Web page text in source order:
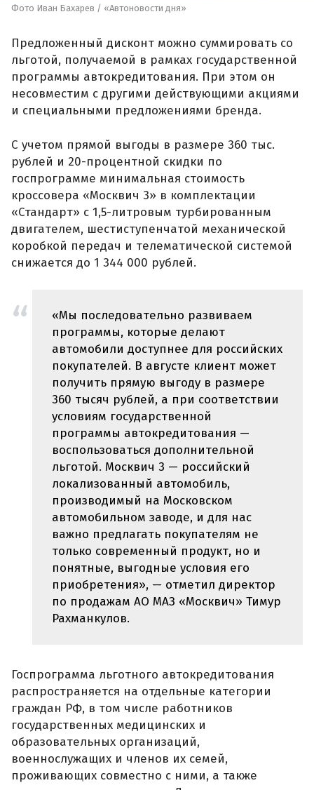
Фото Иван Бахарев / «Автоновости дня»
Предложенный дисконт можно суммировать со
льготой, получаемой в рамках государственной
программы автокредитования. При этом он
несовместим с другими действующими акциями
и специальными предложениями бренда.
С учетом прямой выгоды в размере 360 тыс.
рублей и 20-процентной скидки по
госпрограмме минимальная стоимость
кроссовера «Москвич 3» в комплектации
«Стандарт» с 1,5-литровым турбированным
двигателем, шестиступенчатой механической
коробкой передач и телематической системой
снижается до 1 344 000 рублей.
«Мы последовательно развиваем
программы, которые делают
автомобили доступнее для российских
покупателей. В августе клиент может
получить прямую выгоду в размере
360 тысяч рублей, а при соответствии
условиям государственной
программы автокредитования —
воспользоваться дополнительной
льготой. Москвич 3 — российский
локализованный автомобиль,
производимый на Московском
автомобильном заводе, и для нас
важно предлагать покупателям не
только современный продукт, но и
понятные, выгодные условия его
приобретения», — отметил директор
по продажам АО МАЗ «Москвич» Тимур
Рахманкулов.
Госпрограмма льготного автокредитования
распространяется на отдельные категории
граждан РФ, в том числе работников
государственных медицинских и
образовательных организаций,
военнослужащих и членов их семей,
проживающих совместно с ними, а также